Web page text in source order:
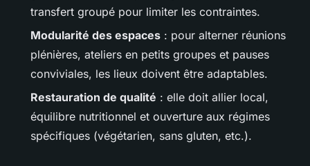
transfert groupé pour limiter les contraintes.
Modularité des espaces : pour alterner réunions
plénières, ateliers en petits groupes et pauses
conviviales, les lieux doivent être adaptables.
Restauration de qualité : elle doit allier local,
équilibre nutritionnel et ouverture aux régimes
spécifiques (végétarien, sans gluten, etc.).